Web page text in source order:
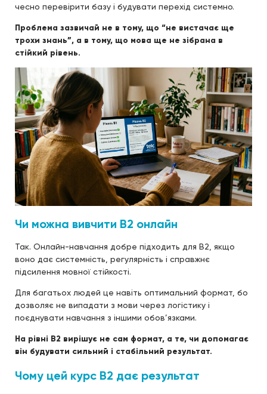
чесно перевірити базу і будувати перехід системно.
Проблема зазвичай не в тому, що “не вистачає ще
трохи знань”, а в тому, що мова ще не зібрана в
стійкий рівень.
Чи можна вивчити B2 онлайн
Так. Онлайн-навчання добре підходить для B2, якщо
воно дає системність, регулярність і справжнє
підсилення мовної стійкості.
Для багатьох людей це навіть оптимальний формат, бо
дозволяє не випадати з мови через логістику і
поєднувати навчання з іншими обов’язками.
На рівні B2 вирішує не сам формат, а те, чи допомагає
він будувати сильний і стабільний результат.
Чому цей курс B2 дає результат